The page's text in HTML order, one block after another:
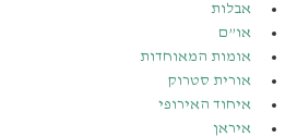
אבלות
או”ם
אומות המאוחדות
אורית סטרוק
איחוד האירופי
איראן